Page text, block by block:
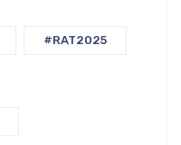
#RAT2025